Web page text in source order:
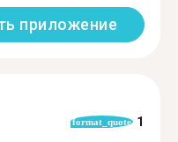
приложение
format_quote 1